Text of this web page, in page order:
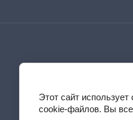
Этот сайт
cookie-файлов. Вы